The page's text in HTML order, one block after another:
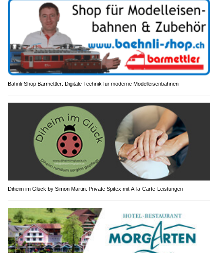
Bähnli-Shop Barmettler: Digitale Technik für moderne Modelleisenbahnen
Diheim im Glück by Simon Martin: Private Spitex mit A-la-Carte-Leistungen